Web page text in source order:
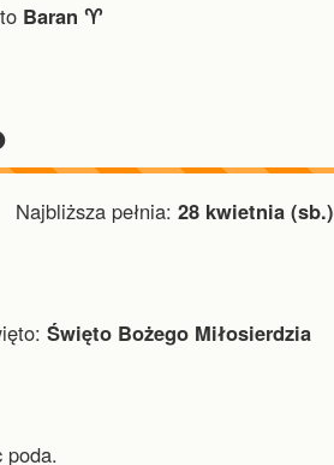
Baran ♈︎
Najbliższa pełnia: 28 kwietnia (sb.)
Święto Bożego Miłosierdzia
poda.